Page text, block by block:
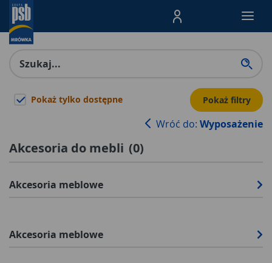
Menu Produktów,
Pokaż tylko dostępne Pokaż filtry
Wróć do: Wyposażenie
Akcesoria do mebli (0)
Akcesoria meblowe
Akcesoria meblowe